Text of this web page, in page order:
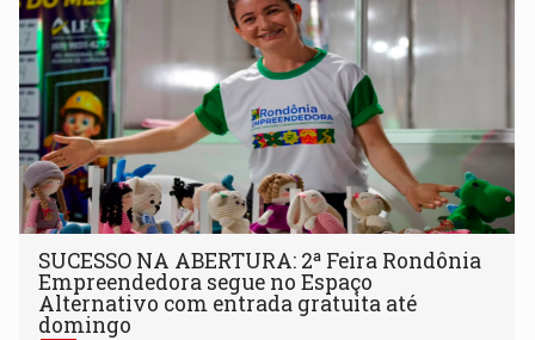
SUCESSO NA ABERTURA: 2ª Feira Rondônia
Empreendedora segue no Espaço
Alternativo com entrada gratuita até
domingo